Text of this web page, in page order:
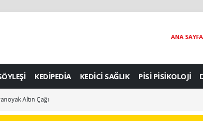
ANA SAYFA
KEDİPEDİA KEDİCİ SAĞLIK PİSİ PİSİKOLOJİ
Altın Çağı
Müzesi